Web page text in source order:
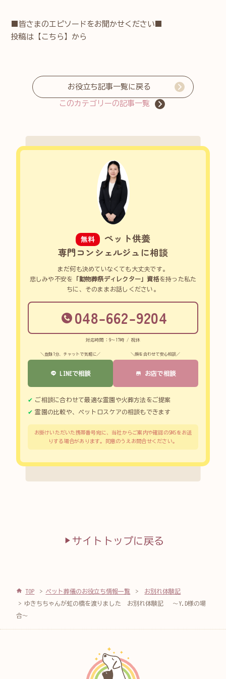
■皆さまのエピソードをお聞かせください■
投稿は 【こちら】 から
お役立ち記事一覧に戻る
このカテゴリーの記事一覧
無料
ペット供養
専門コンシェルジュに相談
まだ何も決めていなくても大丈夫です。
悲しみや不安を
「動物葬祭ディレクター」資格を持った私た
ちに、そのままお話しください。
048-662-9204
対応時間：9～17時 / 祝休
＼登録1分、チャットで気軽に／
LINEで相談
＼顔を合わせて安心相談／
お店で相談
ご相談に合わせて最適な霊園や火葬方法をご提案
霊園の比較や、ペットロスケアの相談もできます
お掛けいただいた携帯番号宛に、当社からご案内や確認のSMSをお送
りする場合があります。同意のうえお問合せください。
サイトトップに戻る
TOP ペット葬儀のお役立ち情報一覧
お別れ体験記
ゆきちちゃんが虹の橋を渡りました お別れ体験記 ～Y.D様の場
合～